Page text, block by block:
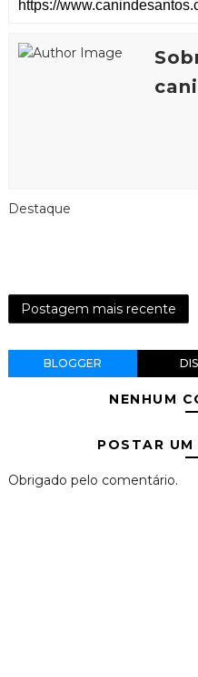
Destaque
Postagem mais recente
BLOGGER
NENHUM
POSTAR
Obrigado pelo comentário.